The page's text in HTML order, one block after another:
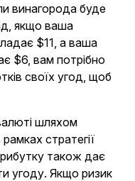
винагорода буде
якщо ваша
$11, а ваша
$6, вам потрібно
своїх угод, щоб
шляхом
стратегії
також дає
угоду. Якщо ризик